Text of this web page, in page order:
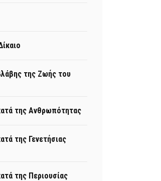
της Ζωής του
της Ανθρωπότητας
της Γενετήσιας
της Περιουσίας